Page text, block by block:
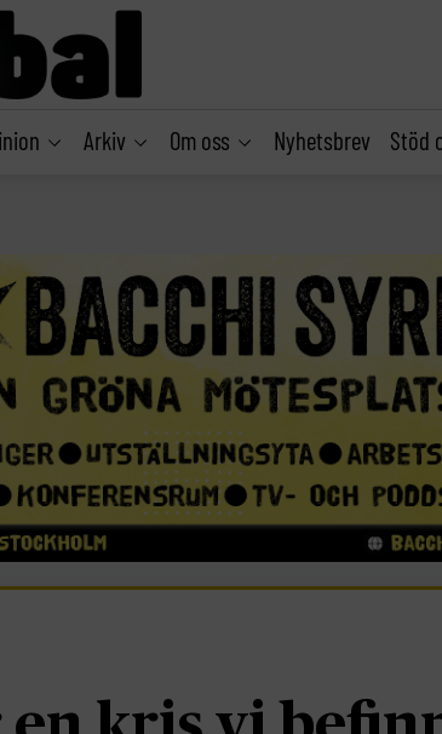
Arkiv Om oss Nyhetsbrev Stöd